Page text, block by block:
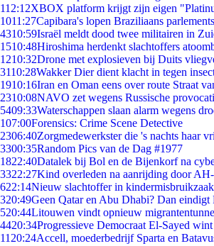
112:12XBOX platform krijgt zijn eigen
1011:27Capibara's lopen Braziliaans
4310:59Israël meldt dood twee militairen in
1510:48Hiroshima herdenkt slachtoffers
1210:32Drone met explosieven bij Duits
3110:28Wakker Dier dient klacht in tegen
1910:16Iran en Oman eens over route Straat
2310:08NAVO zet wegens Russische
5409:33Waterschappen slaan alarm wegens
107:00Forensics: Crime Scene Detective
2306:40Zorgmedewerkster die 's nachts haar
3300:35Random Pics van de Dag #1977
1822:40Datalek bij Bol en de Bijenkorf na
3322:27Kind overleden na aanrijding door
622:14Nieuw slachtoffer in
320:49Geen Qatar en Abu Dhabi? Dan
520:44Litouwen vindt opnieuw
4420:34Progressieve Democraat El-Sayed
11 20:24Accell, moederbedrijf Sparta en